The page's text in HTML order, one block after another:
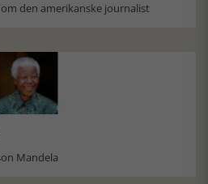
den amerikanske journalist
Mandela